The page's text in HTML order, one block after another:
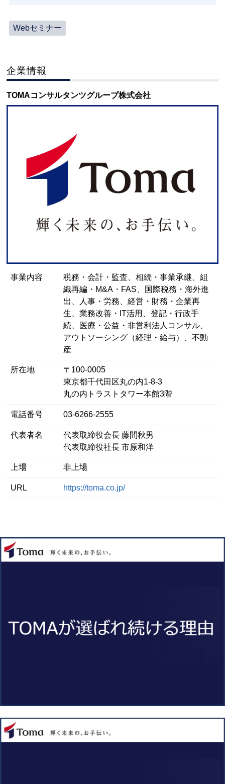
Webセミナー
企業情報
TOMAコンサルタンツグループ株式会社
事業内容
税務・会計・監査、相続・事業承継、組
織再編・M&A・FAS、国際税務・海外進
出、人事・労務、経営・財務・企業再
生、業務改善・IT活用、登記・行政手
続、医療・公益・非営利法人コンサル、
アウトソーシング（経理・給与）、不動
産
所在地
〒100-0005
東京都千代田区丸の内1-8-3
丸の内トラストタワー本館3階
電話番号 03-6266-2555
代表者名
代表取締役会長 藤間秋男
代表取締役社長 市原和洋
上場 非上場
URL https://toma.co.jp/